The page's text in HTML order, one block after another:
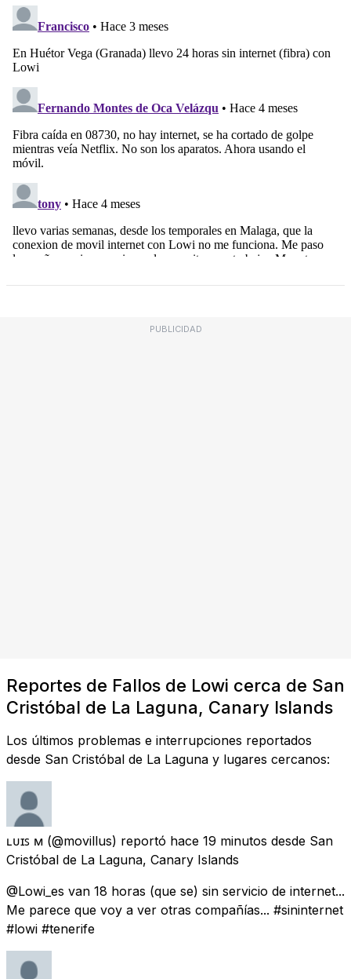
PUBLICIDAD
Reportes de Fallos de Lowi cerca de San
Cristóbal de La Laguna, Canary Islands
Los últimos problemas e interrupciones reportados
desde San Cristóbal de La Laguna y lugares cercanos:
ʟᴜɪꜱ ᴍ (@movillus) reportó hace 19 minutos desde San
Cristóbal de La Laguna, Canary Islands
@Lowi_es van 18 horas (que se) sin servicio de internet...
Me parece que voy a ver otras compañías... #sininternet
#lowi #tenerife